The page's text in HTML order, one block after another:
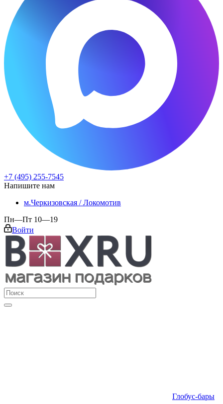
+7 (495) 255-7545
Напишите нам
м.Черкизовская / Локомотив
Пн—Пт 10—19
Войти
Глобус-бары